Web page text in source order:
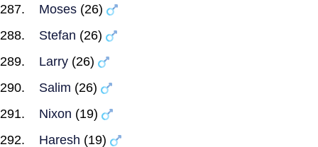
Moses (26)
Stefan (26)
Larry (26)
Salim (26)
Nixon (19)
Haresh (19)